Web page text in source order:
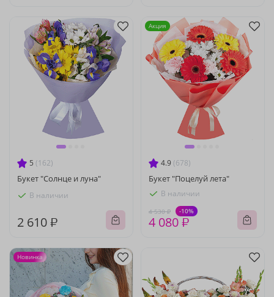
5 (162)
Букет "Солнце и луна"
В наличии
2 610 ₽
4.9 (678)
Букет "Поцелуй лета"
В наличии
4 530 ₽ -10%
4 080 ₽
Акция
Новинка